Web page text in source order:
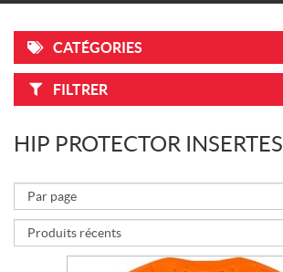
CATÉGORIES
FILTRER
O
U
L
E
U
R
Orange
P
R
I
X
HIP PROTECTOR INSERTES